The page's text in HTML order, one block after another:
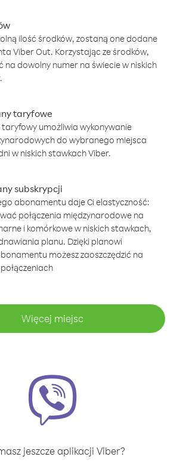
ilość środków, zostaną one dodane
Viber Out. Korzystając ze środków,
na dowolny numer na świecie w niskich
taryfowe
umożliwia wykonywanie
do wybranego miejsca
w niskich stawkach Viber.
subskrypcji
abonamentu daje Ci elastyczność:
połączenia międzynarodowe na
i komórkowe w niskich stawkach,
planu. Dzięki planowi
możesz zaoszczędzić na
Więcej miejsc
jeszcze aplikacji Viber?